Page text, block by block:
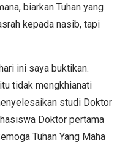
biarkan Tuhan yang
kepada nasib, tapi
ini saya buktikan.
tidak mengkhianati
studi Doktor
Doktor pertama
Tuhan Yang Maha